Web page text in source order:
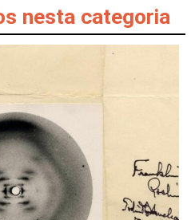
nesta categoria